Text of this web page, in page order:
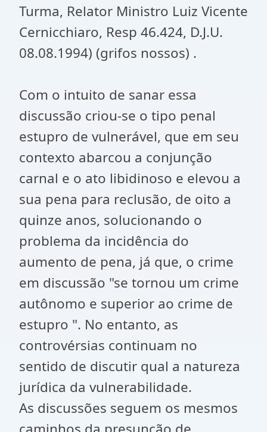
Turma, Relator Ministro Luiz Vicente
Cernicchiaro, Resp 46.424, D.J.U.
08.08.1994) (grifos nossos) .
Com o intuito de sanar essa
discussão criou-se o tipo penal
estupro de vulnerável, que em seu
contexto abarcou a conjunção
carnal e o ato libidinoso e elevou a
sua pena para reclusão, de oito a
quinze anos, solucionando o
problema da incidência do
aumento de pena, já que, o crime
em discussão "se tornou um crime
autônomo e superior ao crime de
estupro ". No entanto, as
controvérsias continuam no
sentido de discutir qual a natureza
jurídica da vulnerabilidade.
As discussões seguem os mesmos